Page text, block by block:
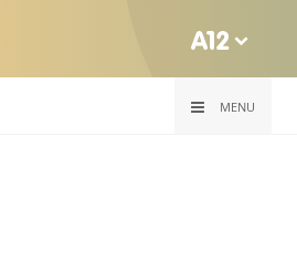
MENU